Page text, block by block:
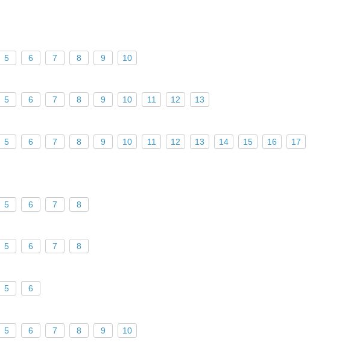
5 6 7 8 9 10
5 6 7 8 9 10 11 12 13
5 6 7 8 9 10 11 12 13 14 15 16 17
5 6 7 8
5 6 7 8
5 6
5 6 7 8 9 10